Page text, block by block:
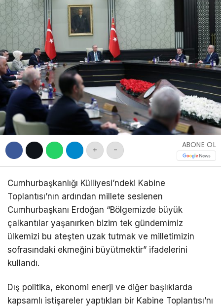
WhatsApp İhbar
Hattı
Facebook
DIĞER
+ -
ABONE OL
Cumhurbaşkanlığı Külliyesi’ndeki Kabine
Toplantısı’nın ardından millete seslenen
Cumhurbaşkanı Erdoğan “Bölgemizde büyük
çalkantılar yaşanırken bizim tek gündemimiz
ülkemizi bu ateşten uzak tutmak ve milletimizin
sofrasındaki ekmeğini büyütmektir” ifadelerini
kullandı.
Dış politika, ekonomi enerji ve diğer başlıklarda
kapsamlı istişareler yaptıkları bir Kabine Toplantısı’nı